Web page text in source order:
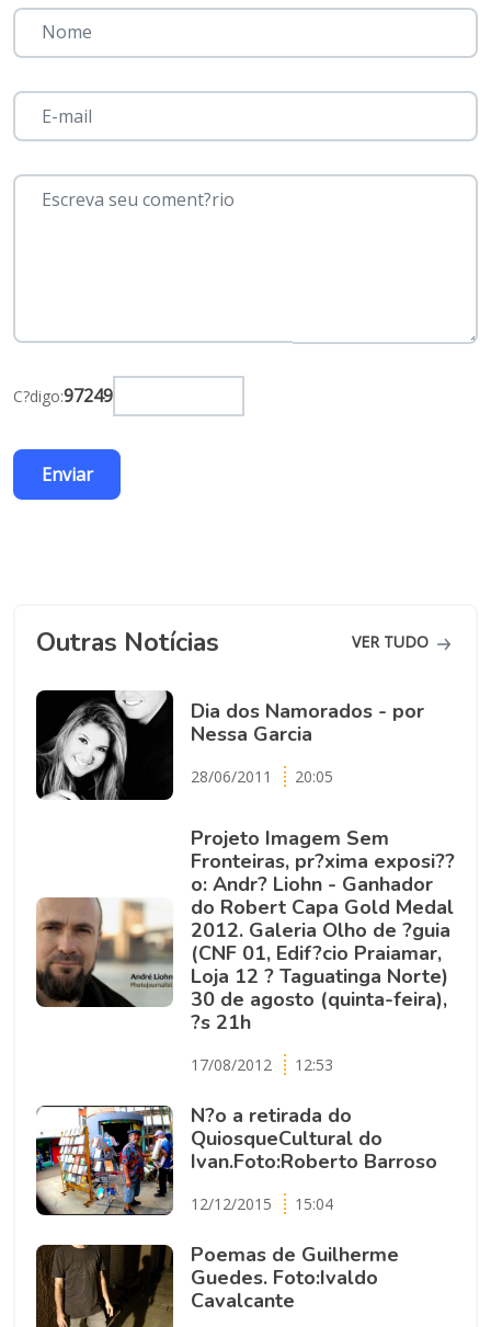
C?digo:97249
Outras Notícias VER TUDO
Dia dos Namorados - por
Nessa Garcia
28/06/2011 20:05
Projeto Imagem Sem
Fronteiras, pr?xima exposi??
o: Andr? Liohn - Ganhador
do Robert Capa Gold Medal
2012. Galeria Olho de ?guia
(CNF 01, Edif?cio Praiamar,
Loja 12 ? Taguatinga Norte)
30 de agosto (quinta-feira),
?s 21h
17/08/2012 12:53
N?o a retirada do
QuiosqueCultural do
Ivan.Foto:Roberto Barroso
12/12/2015 15:04
Poemas de Guilherme
Guedes. Foto:Ivaldo
Cavalcante